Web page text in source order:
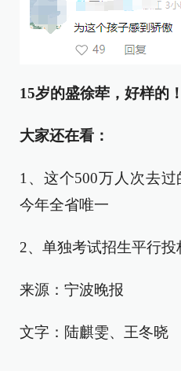
15岁的盛徐荦，好样的！
大家还在看：
1、这个500万人次去过
今年全省唯一
2、单独考试招生平行投
来源：宁波晚报
文字：陆麒雯、王冬晓